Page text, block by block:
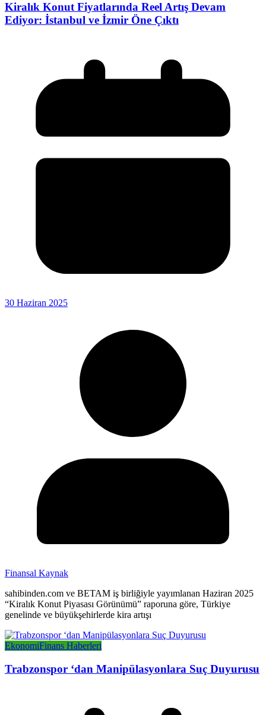
Kiralık Konut Fiyatlarında Reel Artış Devam
Ediyor: İstanbul ve İzmir Öne Çıktı
30 Haziran 2025
Finansal Kaynak
sahibinden.com ve BETAM iş birliğiyle yayımlanan Haziran 2025
“Kiralık Konut Piyasası Görünümü” raporuna göre, Türkiye
genelinde ve büyükşehirlerde kira artışı
EkonomiFinans Haberleri
Trabzonspor ‘dan Manipülasyonlara Suç Duyurusu